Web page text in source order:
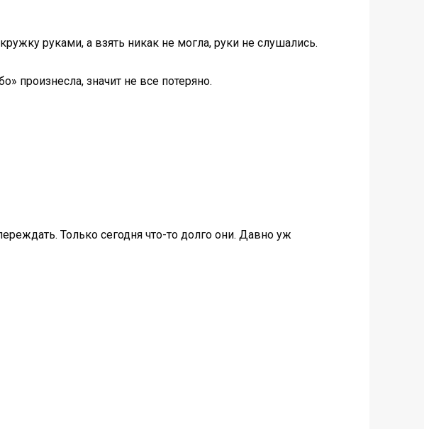
руками, а взять никак не могла, руки не слушались.
произнесла, значит не все потеряно.
Только сегодня что-то долго они. Давно уж